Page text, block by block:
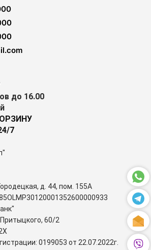
до 16.00
7
д. 44, пом. 155А
60/2
0199053 от 22.07.2022г.